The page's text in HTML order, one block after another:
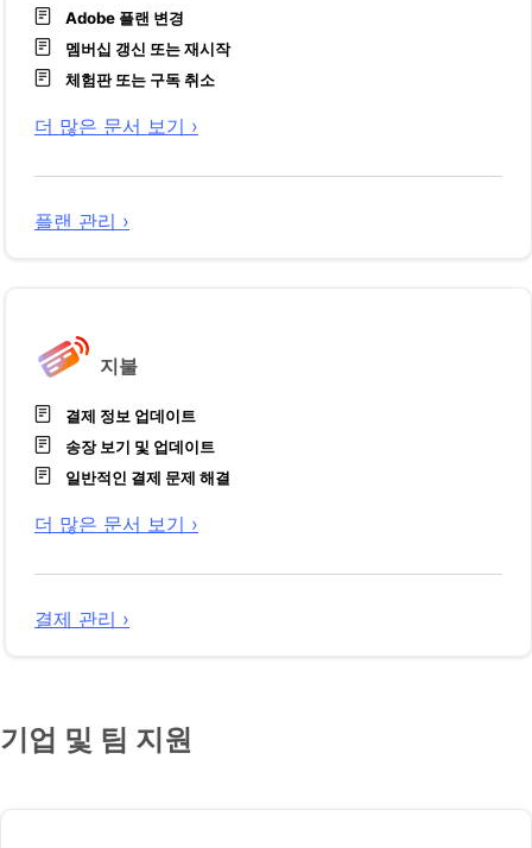
Adobe 플랜 변경
멤버십 갱신 또는 재시작
체험판 또는 구독 취소
더 많은 문서 보기 ›
플랜 관리 ›
지불
결제 정보 업데이트
송장 보기 및 업데이트
일반적인 결제 문제 해결
더 많은 문서 보기 ›
결제 관리 ›
기업 및 팀 지원